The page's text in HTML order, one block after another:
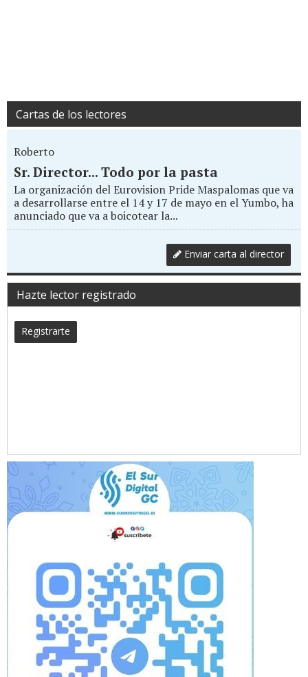
Cartas de los lectores
Roberto
Sr. Director... Todo por la pasta
La organización del Eurovision Pride Maspalomas que va
a desarrollarse entre el 14 y 17 de mayo en el Yumbo, ha
anunciado que va a boicotear la...
Enviar carta al director
Hazte lector registrado
Registrarte